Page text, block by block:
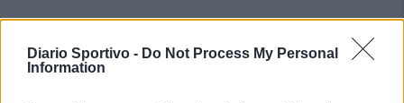
Diario Sportivo - Do Not Process My Personal
Information